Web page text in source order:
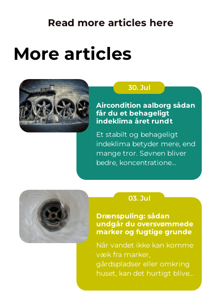
Read more articles here
More articles
30. Jul
Aircondition aalborg sådan
får du et behageligt
indeklima året rundt
Et stabilt og behageligt
indeklima betyder mere, end
mange tror. Søvnen bliver
bedre, koncentratione...
03. Jul
Drænspuling: sådan
undgår du oversvømmede
marker og fugtige grunde
Når vandet ikke kan komme
væk fra marker,
gårdspladser eller omkring
huset, kan det hurtigt blive